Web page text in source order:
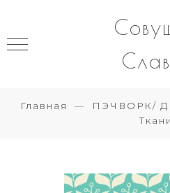
Главная
ПЭЧВОРК/
Ткани